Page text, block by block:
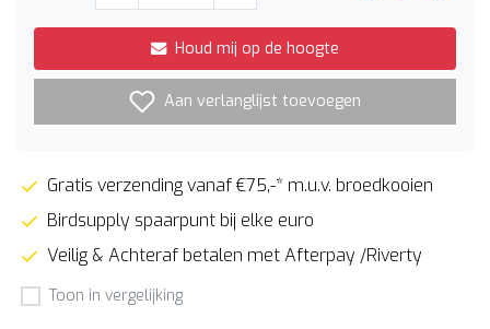
Houd mij op de hoogte
Aan verlanglijst toevoegen
Gratis verzending vanaf €75,-* m.u.v. broedkooien
Birdsupply spaarpunt bij elke euro
Veilig & Achteraf betalen met Afterpay /Riverty
Toon in vergelijking